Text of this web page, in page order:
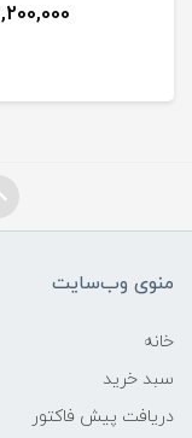
منوی وب‌سایت
خانه
سبد خرید
دریافت پیش فاکتور